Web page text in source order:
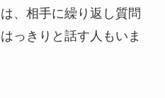
、相手に繰り返し質問
っきりと話す人もいま